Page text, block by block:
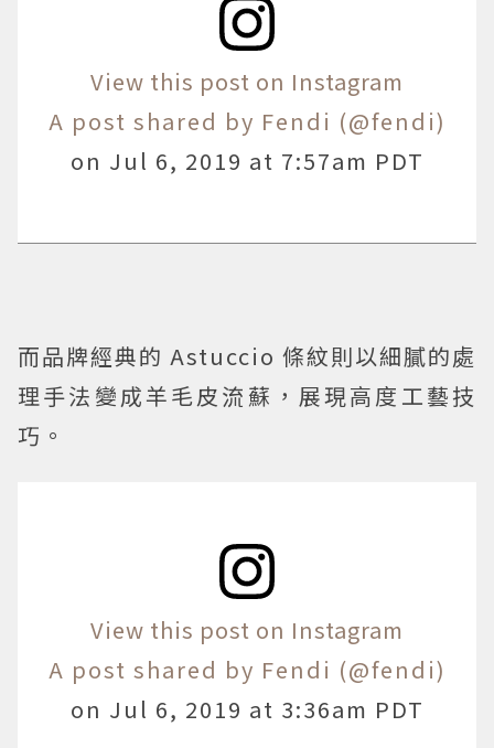
View this post on Instagram
A post shared by Fendi (@fendi)
on Jul 6, 2019 at 7:57am PDT
而品牌經典的 Astuccio 條紋則以細膩的處
理手法變成羊毛皮流蘇，展現高度工藝技
巧。
View this post on Instagram
A post shared by Fendi (@fendi)
on Jul 6, 2019 at 3:36am PDT